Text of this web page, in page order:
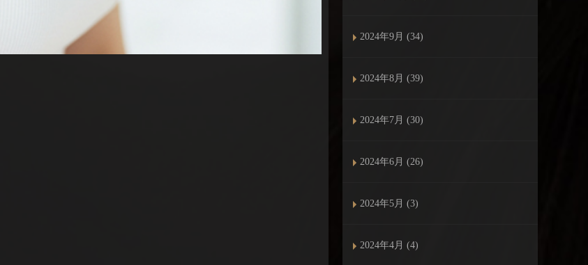
2024年9月 (34)
2024年8月 (39)
2024年7月 (30)
2024年6月 (26)
2024年5月 (3)
2024年4月 (4)